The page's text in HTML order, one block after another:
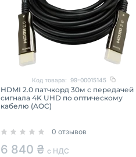
Код товара: 99-00015145
HDMI 2.0 патчкорд 30м с передачей
сигнала 4K UHD по оптическому
кабелю (AOC)
0 отзывов
6 840 ₴ с НДС